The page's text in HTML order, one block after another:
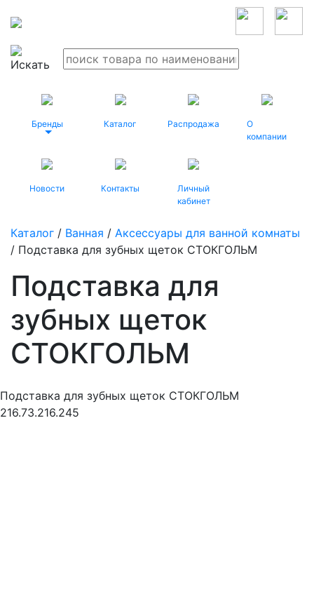
Бренды Каталог Распродажа
О
компании
Новости Контакты
Личный
кабинет
Каталог / Ванная / Аксессуары для ванной комнаты
/ Подставка для зубных щеток СТОКГОЛЬМ
Подставка для
зубных щеток
СТОКГОЛЬМ
Подставка для зубных щеток СТОКГОЛЬМ
216.73.216.245